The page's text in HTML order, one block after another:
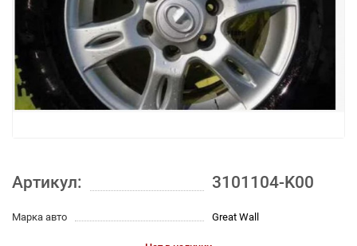
Артикул: 3101104-K00
Марка авто Great Wall